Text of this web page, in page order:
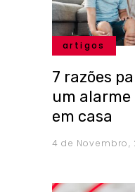
artigos
7 razões
um
em casa
4 de Novembro,